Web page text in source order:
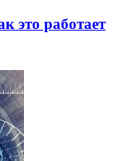
это работает